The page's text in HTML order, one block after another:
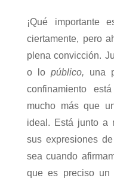
¡Qué importante
ciertamente, pero
plena convicción.
o lo público, una
confinamiento
mucho más que
ideal. Está junto a
sus expresiones de
sea cuando
que es preciso un